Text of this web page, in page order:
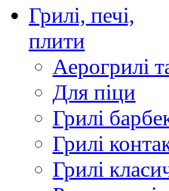
Грилі, печі,
плити
Аерогрилі
Для піци
Грилі
Грилі
Грилі